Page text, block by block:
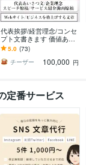
代表挨拶/経営理念/コンセ
プト文書きます 価値ある
『一点ものの文章』オー
ダーメイド・ライティン
グ
5.0 (73)
チーザー
100,000 円
定番サービス